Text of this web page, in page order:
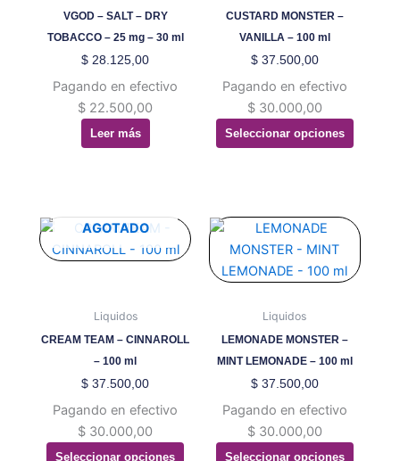
VGOD – SALT – DRY
TOBACCO – 25 mg – 30 ml
$ 28.125,00
Pagando en efectivo
$ 22.500,00
Leer más
CUSTARD MONSTER –
VANILLA – 100 ml
$37.500,00
Pagando en efectivo
$30.000,00
Seleccionar opciones
Las
opciones
se
elegir
en
la
AGOTADO
Liquidos
CREAM TEAM – CINNAROLL
– 100 ml
$ 37.500,00
Pagando en efectivo
$ 30.000,00
Seleccionar opciones
Este
producto
variantes.
Las
opciones
se
elegir
en
Liquidos
LEMONADE MONSTER –
MINT LEMONADE – 100 ml
$37.500,00
Pagando en efectivo
$30.000,00
Seleccionar opciones
Este
producto
tiene
variantes.
Las
opciones
se
elegir
en